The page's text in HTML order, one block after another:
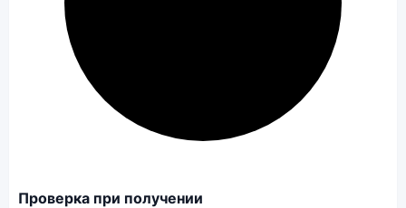
Проверка при получении